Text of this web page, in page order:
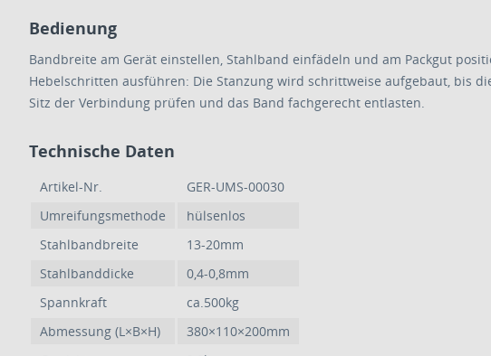
Bedienung
Bandbreite am Gerät einstellen, Stahlband einfädeln und am Packgut
Hebelschritten ausführen: Die Stanzung wird schrittweise aufgebaut, bis
Sitz der Verbindung prüfen und das Band fachgerecht entlasten.
Technische Daten
Artikel-Nr.
GER-UMS-00030
Umreifungsmethode
hülsenlos
Stahlbandbreite
13-20mm
Stahlbanddicke
0,4-0,8mm
Spannkraft
ca.500kg
Abmessung (L×B×H)
380×110×200mm